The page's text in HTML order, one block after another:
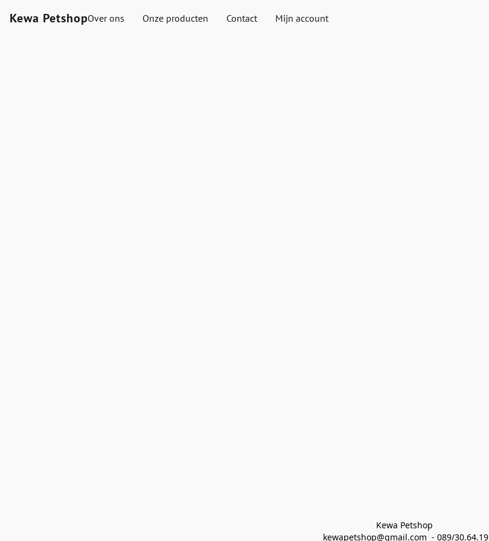
Kewa PetshopOver ons Onze producten Contact Mijn account
Kewa Petshop
kewapetshop@gmail.com  - 089/30.64.19